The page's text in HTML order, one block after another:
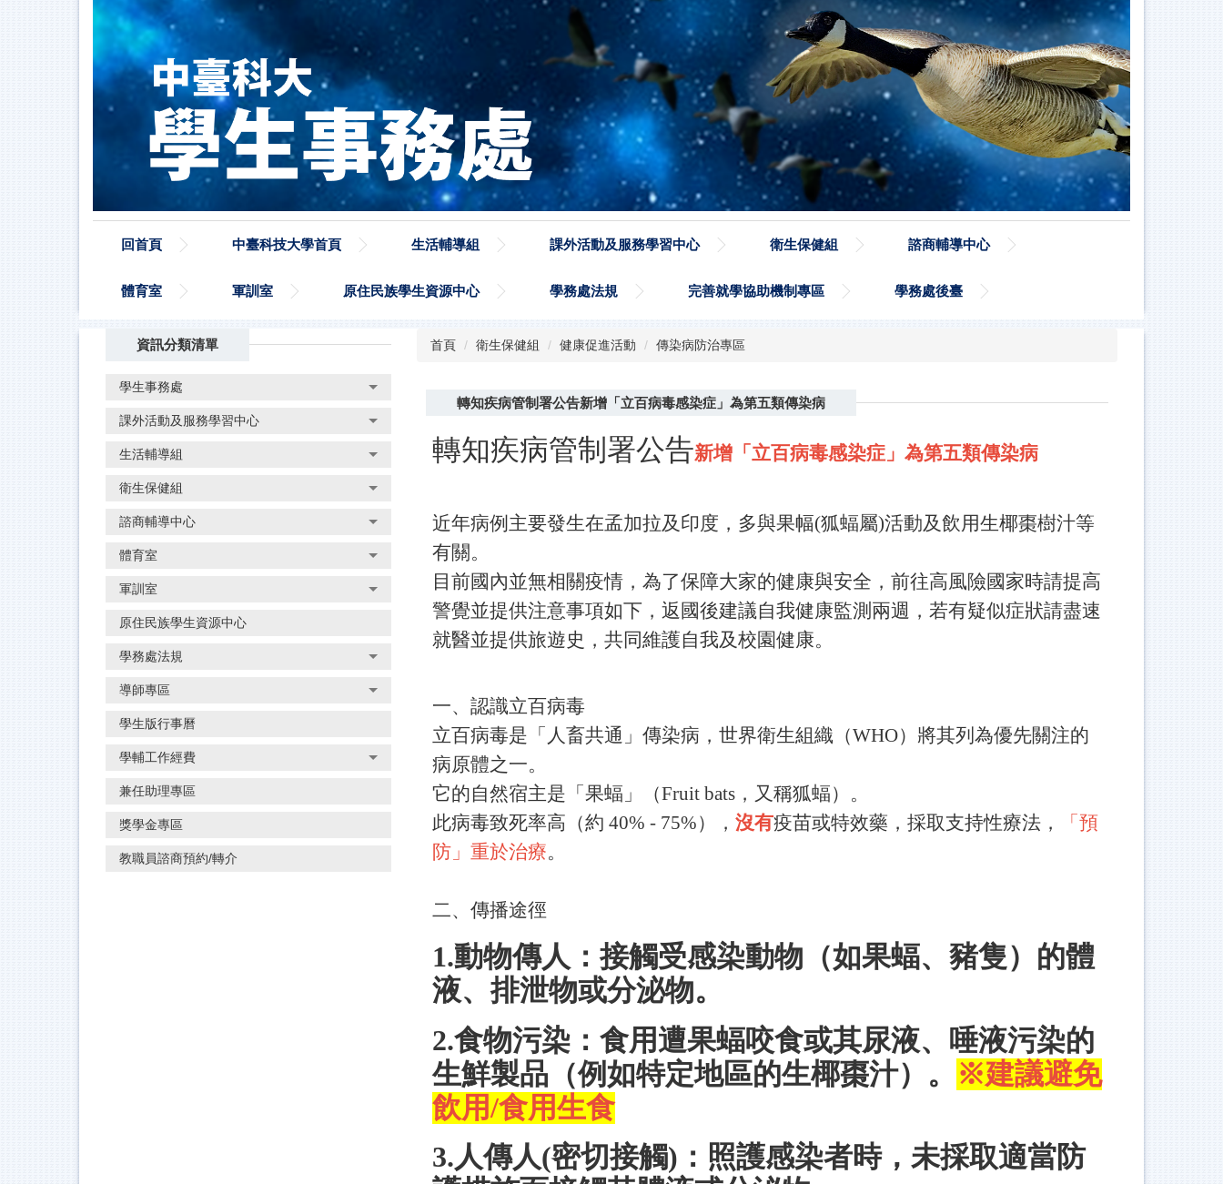
回首頁 中臺科技大學首頁 生活輔導組 課外活動及服務學習中心 衛生保健組 諮商輔導中心
體育室 軍訓室 原住民族學生資源中心 學務處法規 完善就學協助機制專區 學務處後臺
資訊分類清單
學生事務處
課外活動及服務學習中心
生活輔導組
衛生保健組
諮商輔導中心
體育室
軍訓室
原住民族學生資源中心
學務處法規
導師專區
學生版行事曆
學輔工作經費
兼任助理專區
獎學金專區
教職員諮商預約/轉介
首頁 衛生保健組 健康促進活動 傳染病防治專區
轉知疾病管制署公告新增「立百病毒感染症」為第五類傳染病
轉知疾病管制署公告新增「立百病毒感染症」為第五類傳染病
近年病例主要發生在孟加拉及印度，多與果幅(狐蝠屬)活動及飲用生椰棗樹汁等
有關。
目前國內並無相關疫情，為了保障大家的健康與安全，前往高風險國家時請提高
警覺並提供注意事項如下，返國後建議自我健康監測兩週，若有疑似症狀請盡速
就醫並提供旅遊史，共同維護自我及校園健康。
一、認識立百病毒
立百病毒是「人畜共通」傳染病，世界衛生組織（WHO）將其列為優先關注的
病原體之一。
它的自然宿主是「果蝠」（Fruit bats，又稱狐蝠）。
此病毒致死率高（約 40% - 75%）， 沒有疫苗或特效藥，採取支持性療法，
「預
防」重於治療。
二、傳播途徑
1.動物傳人：接觸受感染動物（如果蝠、豬隻）的體
液、排泄物或分泌物。
2.食物污染：食用遭果蝠咬食或其尿液、唾液污染的
生鮮製品（例如特定地區的生椰棗汁）。
※建議避免
飲用/食用生食
3.人傳人(密切接觸)：照護感染者時，未採取適當防